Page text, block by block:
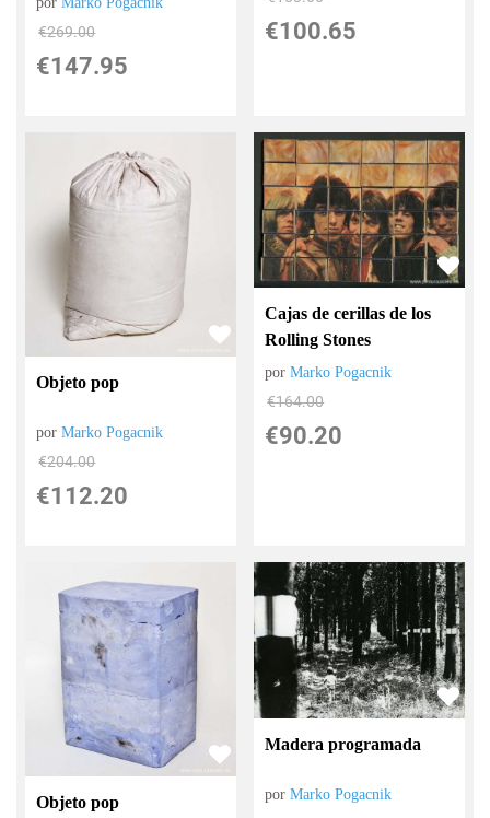
€269.00
€147.95
€100.65
Objeto pop
porMarko Pogacnik
€204.00
€112.20
Cajas de cerillas de los
Rolling Stones
porMarko Pogacnik
€164.00
€90.20
Objeto pop
Madera programada
porMarko Pogacnik